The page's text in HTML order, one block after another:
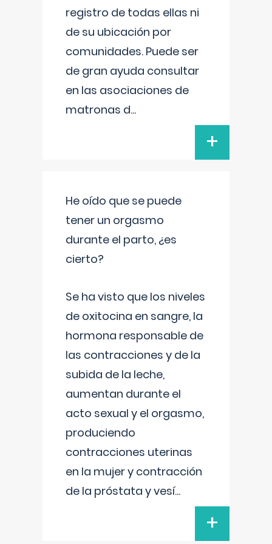
registro de todas ellas ni
de su ubicación por
comunidades. Puede ser
de gran ayuda consultar
en las asociaciones de
matronas d...
+
He oído que se puede
tener un orgasmo
durante el parto, ¿es
cierto?
Se ha visto que los niveles
de oxitocina en sangre, la
hormona responsable de
las contracciones y de la
subida de la leche,
aumentan durante el
acto sexual y el orgasmo,
produciendo
contracciones uterinas
en la mujer y contracción
de la próstata y vesí...
+